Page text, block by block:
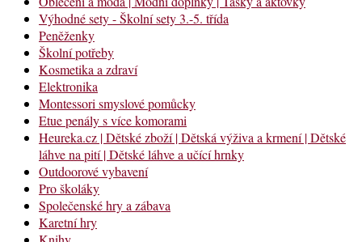
Výhodné sety - Školní sety 3.-5. třída
Peněženky
Školní potřeby
Kosmetika a zdraví
Elektronika
Montessori smyslové pomůcky
Etue penály s více komorami
Heureka.cz | Dětské zboží | Dětská výživa a krmení | Dětské
láhve na pití | Dětské láhve a učící hrnky
Outdoorové vybavení
Pro školáky
Společenské hry a zábava
Karetní hry